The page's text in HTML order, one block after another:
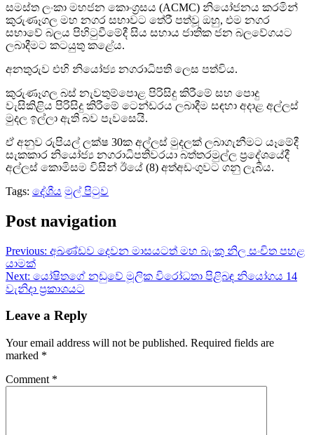
සමස්ත ලංකා මහජන කොංග්‍රසය (ACMC) නියෝජනය කරමින්
කුරුණෑගල මහ නගර සභාවට තේරී පත්වූ ඔහු, එම නගර
සභාවේ බලය පිහිටුවීමේදී සිය සහාය ජාතික ජන බලවේගයට
ලබාදීමට කටයුතු කළේය.
අනතුරුව එහි නියෝජ්‍ය නගරාධිපති ලෙස පත්විය.
කුරුණෑගල බස් නැවතුම්පොළ පිරිසිදු කිරීමේ සහ පොදු
වැසිකිළිය පිරිසිදු කිරීමේ ටෙන්ඩරය ලබාදීම සඳහා අදාළ අල්ලස්
මුදල ඉල්ලා ඇති බව පැවසෙයි.
ඒ අනුව රුපියල් ලක්ෂ 30ක අල්ලස් මුදලක් ලබාගැනීමට යෑමේදී
සැකකාර නියෝජ්‍ය නගරාධිපතිවරයා බත්තරමුල්ල ප්‍රදේශයේදී
අල්ලස් කොමිසම විසින් ඊයේ (8) අත්අඩංගුවට ගනු ලැබීය.
Tags: දේශීය මුල් පිටුව
Post navigation
Previous: අඛණ්ඩව දෙවන මාසයටත් මහ බැංකු නිල සංචිත පහළ
යාමක්
Next: යෝෂිතගේ නඩුවේ මූලික විරෝධතා පිළිබඳ නියෝගය 14
වැනිදා ප්‍රකාශයට
Leave a Reply
Your email address will not be published. Required fields are
marked *
Comment *